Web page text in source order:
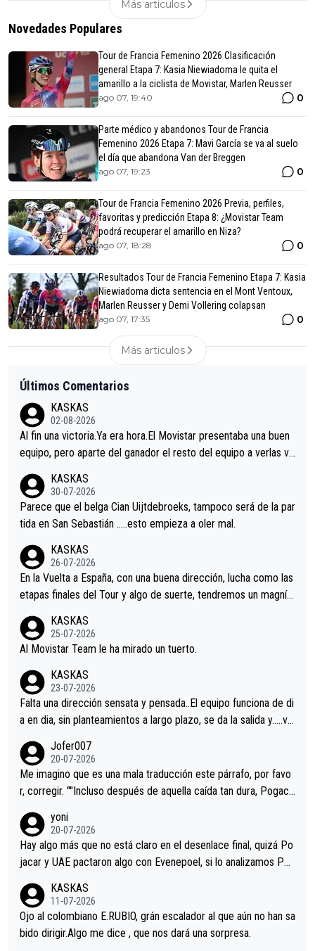
Más articulos
Novedades Populares
Tour de Francia Femenino 2026 Clasificación
general Etapa 7: Kasia Niewiadoma le quita el
amarillo a la ciclista de Movistar, Marlen Reusser
ago 07, 19:40 0
Parte médico y abandonos Tour de Francia
Femenino 2026 Etapa 7: Mavi García se va al suelo
el día que abandona Van der Breggen
ago 07, 19:23 0
Tour de Francia Femenino 2026 Previa, perfiles,
favoritas y predicción Etapa 8: ¿Movistar Team
podrá recuperar el amarillo en Niza?
ago 07, 18:28 0
Resultados Tour de Francia Femenino Etapa 7: Kasia
Niewiadoma dicta sentencia en el Mont Ventoux,
Marlen Reusser y Demi Vollering colapsan
ago 07, 17:35 0
Más articulos
Últimos Comentarios
KASKAS
02-08-2026
Al fin una victoria.Ya era hora.El Movistar presentaba una buen
equipo, pero aparte del ganador el resto del equipo a verlas ve
s.La única buena noticia es la mejoría de Enric Más en San Seb
astian.Si en la Vuelta a Burgos sigue la mejoría, podríamos ten
er alguna sorpresa en la Vuelta.Ojalá.
KASKAS
30-07-2026
Parece que el belga Cian Uijtdebroeks, tampoco será de la par
tida en San Sebastián …..esto empieza a oler mal.
KASKAS
26-07-2026
En la Vuelta a España, con una buena dirección, lucha como las
etapas finales del Tour y algo de suerte, tendremos un magnífi
KASKAS
25-07-2026
Al Movistar Team le ha mirado un tuerto.
KASKAS
23-07-2026
Falta una dirección sensata y pensada..El equipo funciona de di
a en dia, sin planteamientos a largo plazo, se da la salida y…..ve
Minguez, Velez etc etc.Me da pena vivir estos momentos tan
tristes sin victorias.
Jofer007
20-07-2026
Me imagino que es una mala traducción este párrafo, por favo
r, corregir. ""Incluso después de aquella caída tan dura, Pogaca
permaneció pegado a su rueda. Parecía increíble la forma en l
a que era capaz de controlar el miedo", recordó."
yoni
20-07-2026
Hay algo más que no está claro en el desenlace final, quizá Po
jacar y UAE pactaron algo con Evenepoel, si lo analizamos Poj
i sin pedalear, luego está el saludo con Evenepoel dándose la
mano de una manera muy fraternal, más allá de los típicos toqu
es en el hombro con que saludaba a Vingegard. Ahí hubo una in
KASKAS
11-07-2026
Ojo al colombiano E.RUBIO, grán escalador al que aún no han sa
bido dirigir.Algo me dice , que nos dará una sorpresa.